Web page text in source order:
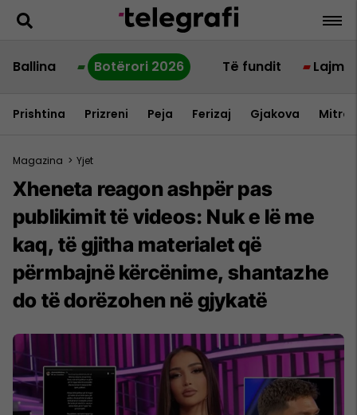
Ballina Botërori 2026 Të fundit Lajme
Prishtina Prizreni Peja Ferizaj Gjakova
Magazina > Yjet
Xheneta reagon ashpër pas
publikimit të videos: Nuk e lë me
kaq, të gjitha materialet që
përmbajnë kërcënime, shantazhe
do të dorëzohen në gjykatë